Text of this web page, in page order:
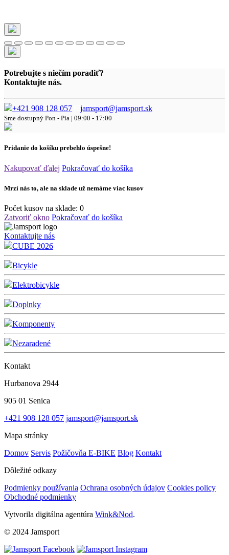
Potrebujte s niečím poradiť?
Kontaktujte nás.
+421 908 128 057 jamsport@jamsport.sk
Sme dostupný Pon - Pia | 09:00 - 17:00
Pridanie do košíku prebehlo úspešne!
Nakupovať ďalej Pokračovať do košíka
Mrzí nás to, ale na sklade už nemáme viac kusov
Počet kusov na sklade: 0
Zatvoriť okno Pokračovať do košíka
Kontaktujte nás
CUBE 2026
Bicykle
Elektrobicykle
Doplnky
Komponenty
Nezaradené
Kontakt
Hurbanova 2944
905 01 Senica
+421 908 128 057 jamsport@jamsport.sk
Mapa stránky
Domov Servis Požičovňa E-BIKE Blog Kontakt
Dôležité odkazy
Podmienky používania Ochrana osobných údajov Cookies policy
Obchodné podmienky
Vytvorila digitálna agentúra Wink&Nod.
© 2024 Jamsport